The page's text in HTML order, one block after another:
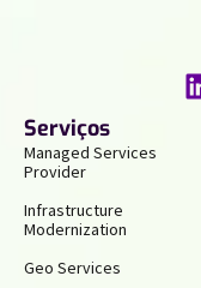
Serviços
Managed Services
Provider
Infrastructure
Modernization
Geo Services